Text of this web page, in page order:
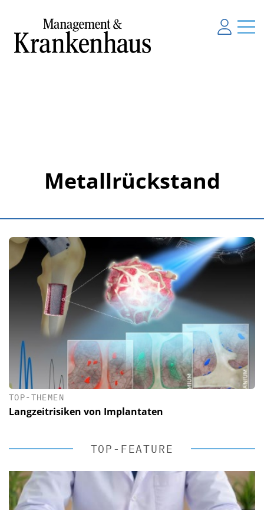
Metallrückstand
TOP-THEMEN
Langzeitrisiken von Implantaten
TOP-FEATURE